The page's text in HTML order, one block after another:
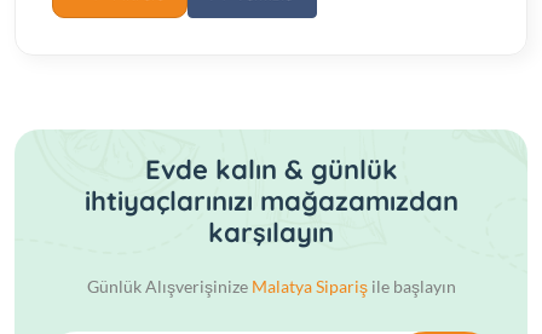
Evde kalın & günlük
ihtiyaçlarınızı mağazamızdan
karşılayın
Günlük Alışverişinize Malatya Siparişile başlayın